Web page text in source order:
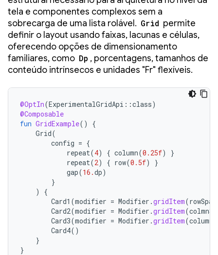
tela e componentes complexos sem a
sobrecarga de uma lista rolável. Grid permite
definir o layout usando faixas, lacunas e células,
oferecendo opções de dimensionamento
familiares, como Dp , porcentagens, tamanhos de
conteúdo intrínsecos e unidades "Fr" flexíveis.
@OptIn(ExperimentalGridApi ::class)
@Composable
fun GridExample()
{
Grid(
config = {
repeat(4) { column(0.25f)
}
repeat(2) { row(0.5f)
}
gap(16.dp)
}
)
{
Card1 (modifier = Modifier .gridItem(rowSpan
Card2(modifier = Modifier .gridItem(
Card3(modifier = Modifier .gridItem(
Card4()
}
}